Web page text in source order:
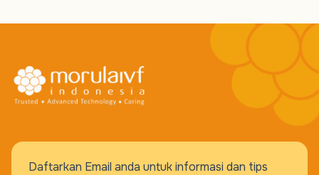
Daftarkan Email anda untuk informasi dan tips